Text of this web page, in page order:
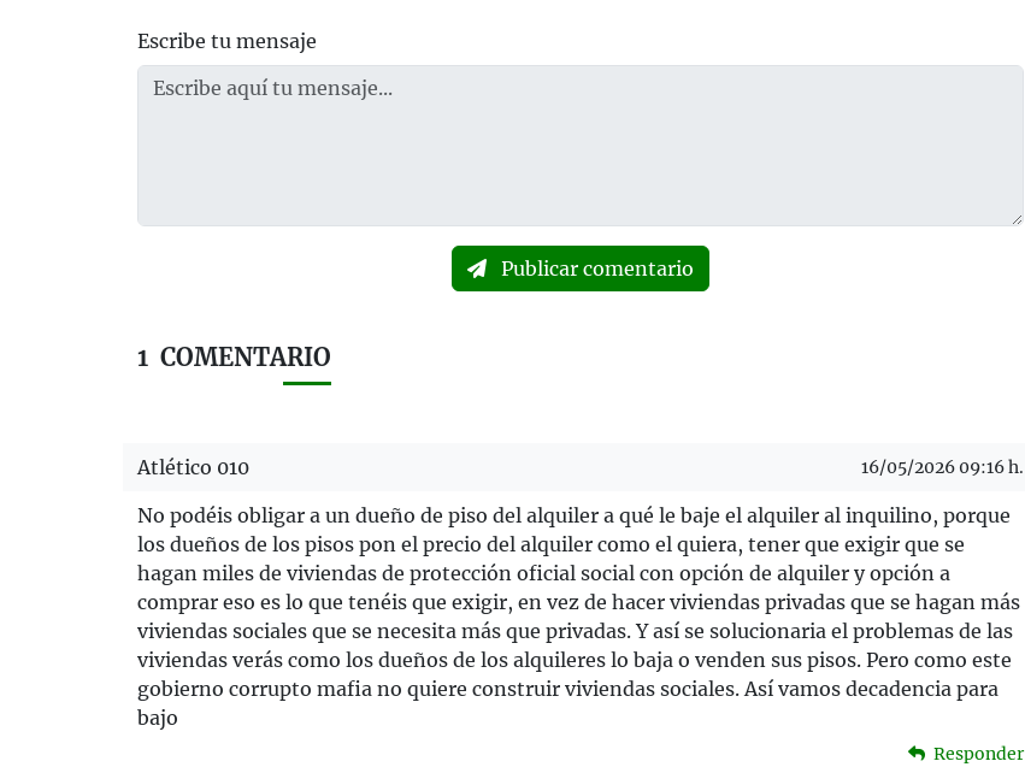
Escribe tu mensaje
Publicar comentario
1 COMENTARIO
Atlético 010 16/05/2026 09:16 h.
No podéis obligar a un dueño de piso del alquiler a qué le baje el alquiler al inquilino, porque
los dueños de los pisos pon el precio del alquiler como el quiera, tener que exigir que se
hagan miles de viviendas de protección oficial social con opción de alquiler y opción a
comprar eso es lo que tenéis que exigir, en vez de hacer viviendas privadas que se hagan más
viviendas sociales que se necesita más que privadas. Y así se solucionaria el problemas de las
viviendas verás como los dueños de los alquileres lo baja o venden sus pisos. Pero como este
gobierno corrupto mafia no quiere construir viviendas sociales. Así vamos decadencia para
bajo
Responder